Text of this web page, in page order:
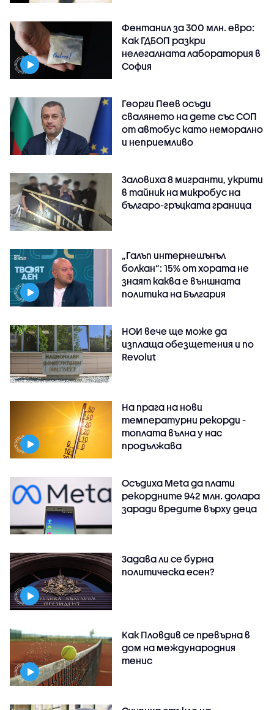
Фентанил за 300 млн. евро:
Как ГДБОП разкри
нелегалната лаборатория в
София
Георги Пеев осъди
свалянето на дете със СОП
от автобус като неморално
и неприемливо
Заловиха 8 мигранти, укрити
в тайник на микробус на
българо-гръцката граница
„Галъп интернешънъл
болкан“: 15% от хората не
знаят каква е външната
политика на България
НОИ вече ще може да
изплаща обезщетения и по
Revolut
На прага на нови
температурни рекорди -
топлата вълна у нас
продължава
Осъдиха Meta да плати
рекордните 942 млн. долара
заради вредите върху деца
Задава ли се бурна
политическа есен?
Как Пловдив се превърна в
дом на международния
тенис